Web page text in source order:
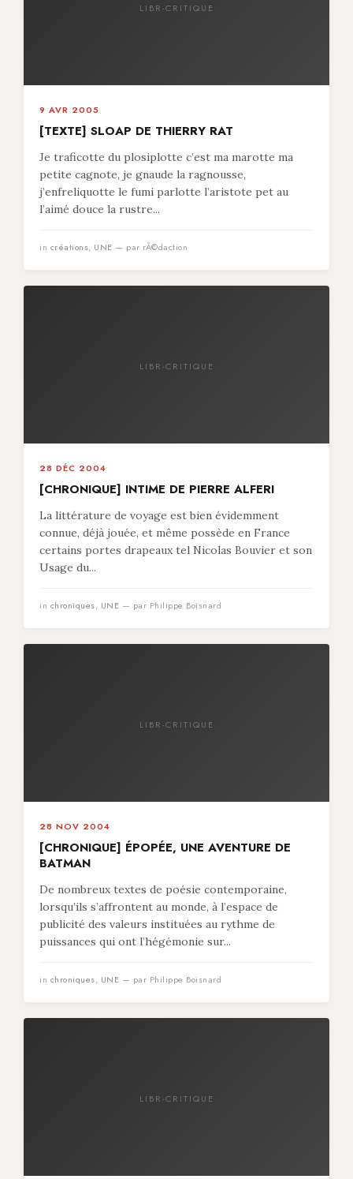
LIBR-CRITIQUE
9 AVR 2005
[TEXTE] SLOAP DE THIERRY RAT
Je traficotte du plosiplotte c’est ma marotte ma
petite cagnote, je gnaude la ragnousse,
j’enfreliquotte le fumi parlotte l’aristote pet au
l’aimé douce la rustre...
in créations, UNE — par rÃ©daction
LIBR-CRITIQUE
28 DÉC 2004
[CHRONIQUE] INTIME DE PIERRE ALFERI
La littérature de voyage est bien évidemment
connue, déjà jouée, et même possède en France
certains portes drapeaux tel Nicolas Bouvier et son
Usage du...
in chroniques, UNE — par Philippe Boisnard
LIBR-CRITIQUE
28 NOV 2004
[CHRONIQUE] ÉPOPÉE, UNE AVENTURE DE
BATMAN
De nombreux textes de poésie contemporaine,
lorsqu’ils s’affrontent au monde, à l’espace de
publicité des valeurs instituées au rythme de
puissances qui ont l’hégémonie sur...
in chroniques, UNE — par Philippe Boisnard
LIBR-CRITIQUE